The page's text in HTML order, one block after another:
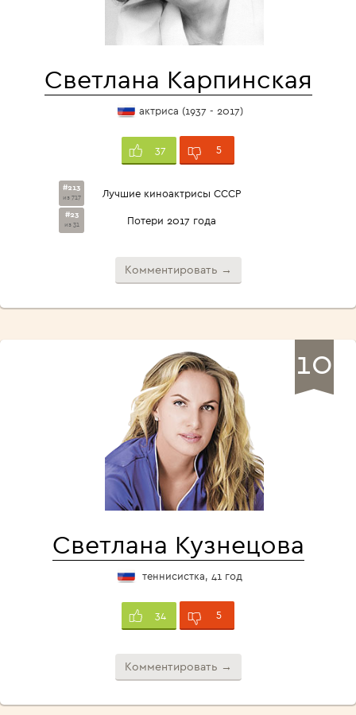
Светлана Карпинская
актриса (1937 - 2017)
37 5
#213
из 717 Лучшие киноактрисы СССР
#23
из 31 Потери 2017 года
Комментировать →
10
Светлана Кузнецова
теннисистка, 41 год
34 5
Комментировать →